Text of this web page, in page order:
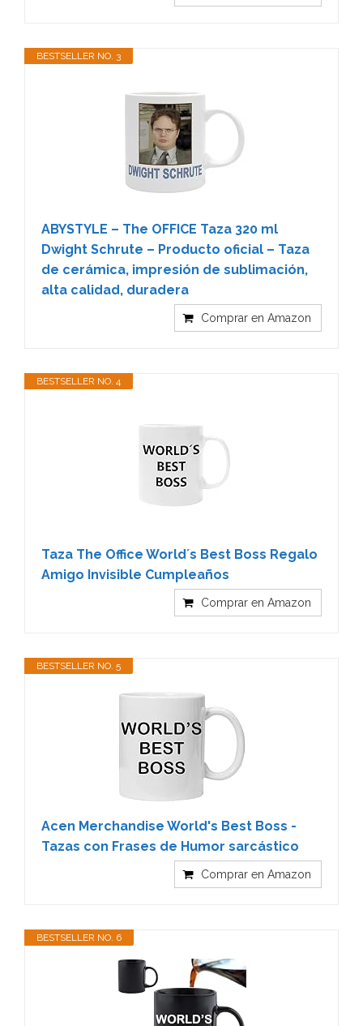
BESTSELLER NO. 3
ABYSTYLE – The OFFICE Taza 320 ml
Dwight Schrute – Producto oficial – Taza
de cerámica, impresión de sublimación,
alta calidad, duradera
Comprar en Amazon
BESTSELLER NO. 4
Taza The Office World´s Best Boss Regalo
Amigo Invisible Cumpleaños
Comprar en Amazon
BESTSELLER NO. 5
Acen Merchandise World's Best Boss -
Tazas con Frases de Humor sarcástico
Comprar en Amazon
BESTSELLER NO. 6